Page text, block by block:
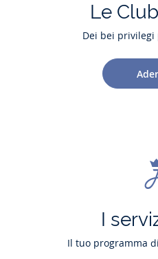
Le
Dei bei privilegi
I
Il tuo programma